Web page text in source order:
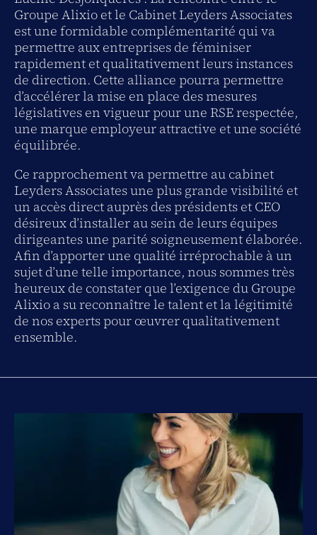
Groupe Alixio et le Cabinet Leyders Associates
est une formidable complémentarité qui va
permettre aux entreprises de féminiser
rapidement et qualitativement leurs instances
de direction. Cette alliance pourra permettre
d’accélérer la mise en place des mesures
législatives en vigueur pour une RSE respectée,
une marque employeur attractive et une société
équilibrée.
Ce rapprochement va permettre au cabinet
Leyders Associates une plus grande visibilité et
un accès direct auprès des présidents et CEO
désireux d’installer au sein de leurs équipes
dirigeantes une parité soigneusement élaborée.
Afin d’apporter une qualité irréprochable à un
sujet d’une telle importance, nous sommes très
heureux de constater que l’exigence du Groupe
Alixio a su reconnaître le talent et la légitimité
de nos experts pour œuvrer qualitativement
ensemble.